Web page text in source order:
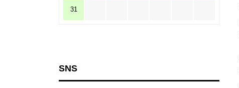
31
SNS